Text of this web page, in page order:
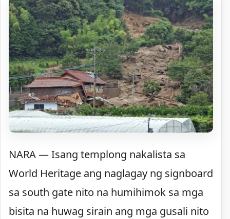
NARA — Isang templong nakalista sa
World Heritage ang naglagay ng signboard
sa south gate nito na humihimok sa mga
bisita na huwag sirain ang mga gusali nito